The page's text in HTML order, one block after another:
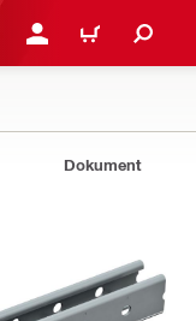
LOGGA IN ELLER
VARUKORG
Dokument